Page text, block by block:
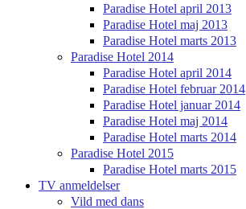
Paradise Hotel april 2013
Paradise Hotel maj 2013
Paradise Hotel marts 2013
Paradise Hotel 2014
Paradise Hotel april 2014
Paradise Hotel februar 2014
Paradise Hotel januar 2014
Paradise Hotel maj 2014
Paradise Hotel marts 2014
Paradise Hotel 2015
Paradise Hotel marts 2015
TV anmeldelser
Vild med dans